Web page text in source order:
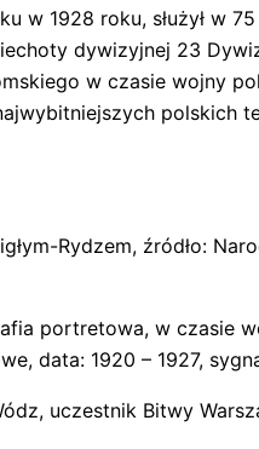
1928 roku, służył w
dywizyjnej 23
w czasie
polskich
Rydzem, źródło:
portretowa, w czasie
data: 1920 – 1927,
uczestnik Bitwy